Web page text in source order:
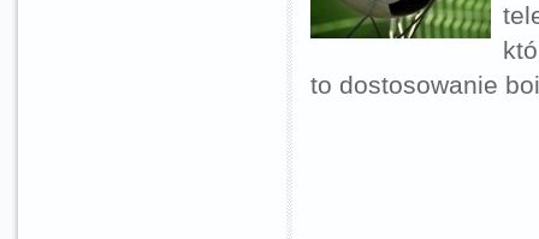
to dostosowanie